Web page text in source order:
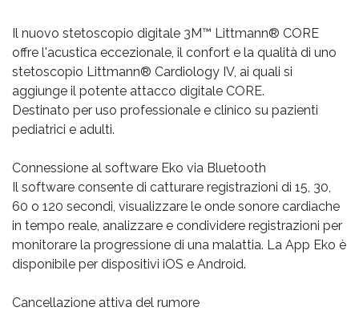
Il nuovo stetoscopio digitale 3M™ Littmann® CORE
offre l'acustica eccezionale, il confort e la qualità di uno
stetoscopio Littmann® Cardiology IV, ai quali si
aggiunge il potente attacco digitale CORE.
Destinato per uso professionale e clinico su pazienti
pediatrici e adulti.
Connessione al software Eko via Bluetooth
Il software consente di catturare registrazioni di 15, 30,
60 o 120 secondi, visualizzare le onde sonore cardiache
in tempo reale, analizzare e condividere registrazioni per
monitorare la progressione di una malattia. La App Eko è
disponibile per dispositivi iOS e Android.
Cancellazione attiva del rumore